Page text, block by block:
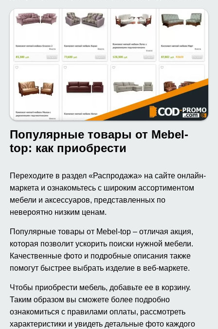
Популярные товары от Mebel-
top: как приобрести
Переходите в раздел «Распродажа» на сайте онлайн-
маркета и ознакомьтесь с широким ассортиментом
мебели и аксессуаров, представленных по
невероятно низким ценам.
Популярные товары от Mebel-top – отличая акция,
которая позволит ускорить поиски нужной мебели.
Качественные фото и подробные описания также
помогут быстрее выбрать изделие в веб-маркете.
Чтобы приобрести мебель, добавьте ее в корзину.
Таким образом вы сможете более подробно
ознакомиться с правилами оплаты, рассмотреть
характеристики и увидеть детальные фото каждого